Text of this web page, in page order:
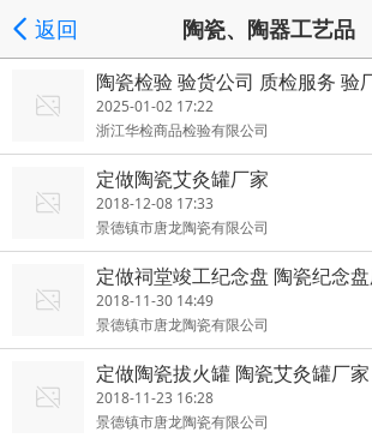
返回 陶瓷、陶器工艺品
陶瓷检验 验货公司 质检服务 验
2025-01-02 17:22
浙江华检商品检验有限公司
定做陶瓷艾灸罐厂家
2018-12-08 17:33
景德镇市唐龙陶瓷有限公司
定做祠堂竣工纪念盘 陶瓷纪念
2018-11-30 14:49
景德镇市唐龙陶瓷有限公司
定做陶瓷拔火罐 陶瓷艾灸罐厂家
2018-11-23 16:28
景德镇市唐龙陶瓷有限公司